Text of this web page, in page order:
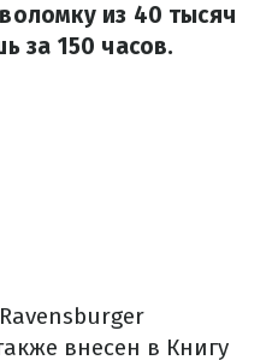
из 40 тысяч
за 150 часов.
внесен в Книгу